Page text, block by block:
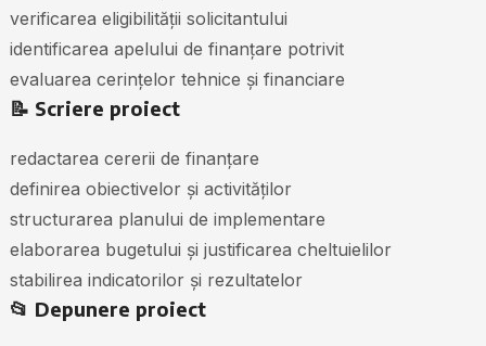
verificarea eligibilității solicitantului
identificarea apelului de finanțare potrivit
evaluarea cerințelor tehnice și financiare
📝 Scriere proiect
redactarea cererii de finanțare
definirea obiectivelor și activităților
structurarea planului de implementare
elaborarea bugetului și justificarea cheltuielilor
stabilirea indicatorilor și rezultatelor
📂 Depunere proiect